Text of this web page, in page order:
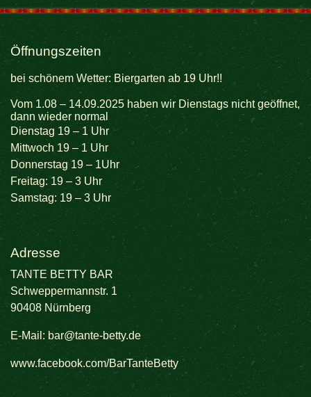
Öffnungszeiten
bei schönem Wetter: Biergarten ab 19 Uhr!!
Vom 1.08 – 14.09.2025 haben wir Dienstags nicht geöffnet,
dann wieder normal
Dienstag 19 – 1 Uhr
Mittwoch 19 – 1 Uhr
Donnerstag 19 – 1Uhr
Freitag: 19 – 3 Uhr
Samstag: 19 – 3 Uhr
Adresse
TANTE BETTY BAR
Schweppermannstr. 1
90408 Nürnberg
E-Mail: bar@tante-betty.de
www.facebook.com/BarTanteBetty